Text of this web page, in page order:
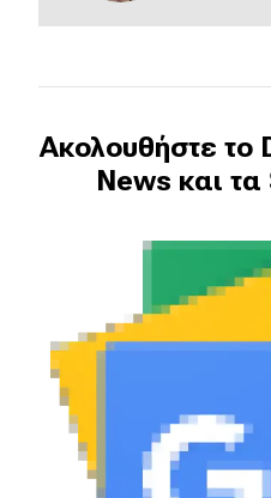
Ακολουθήστε το
News και